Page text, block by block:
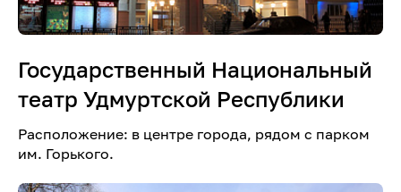
Государственный Национальный
театр Удмуртской Республики
Расположение: в центре города, рядом с парком
им. Горького.